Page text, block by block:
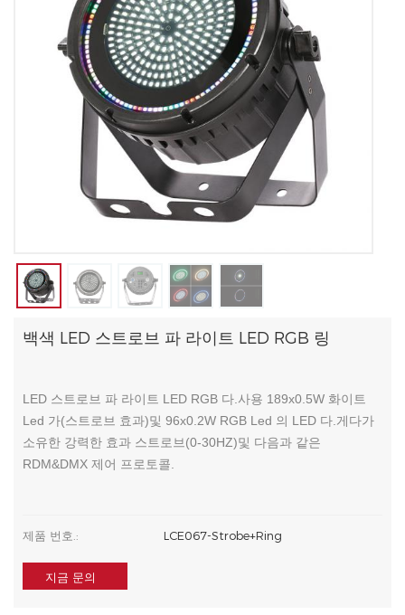
백색 LED 스트로브 파 라이트 LED RGB 링
LED 스트로브 파 라이트 LED RGB 다.사용 189x0.5W 화이트
Led 가(스트로브 효과)및 96x0.2W RGB Led 의 LED 다.게다가
소유한 강력한 효과 스트로브(0-30HZ)및 다음과 같은
RDM&DMX 제어 프로토콜.
제품 번호.: LCE067-Strobe+Ring
지금 문의